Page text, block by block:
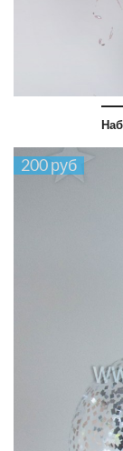
200 руб